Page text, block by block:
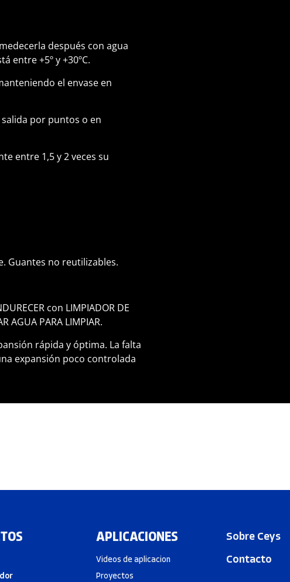
después con agua
entre +5º y +30ºC.
el envase en
por puntos o en
entre 1,5 y 2 veces su
Guantes no reutilizables.
con LIMPIADOR DE
AGUA PARA LIMPIAR.
rápida y óptima. La falta
expansión poco controlada
APLICACIONES
Videos de aplicacion
Proyectos
Sobre Ceys
Contacto